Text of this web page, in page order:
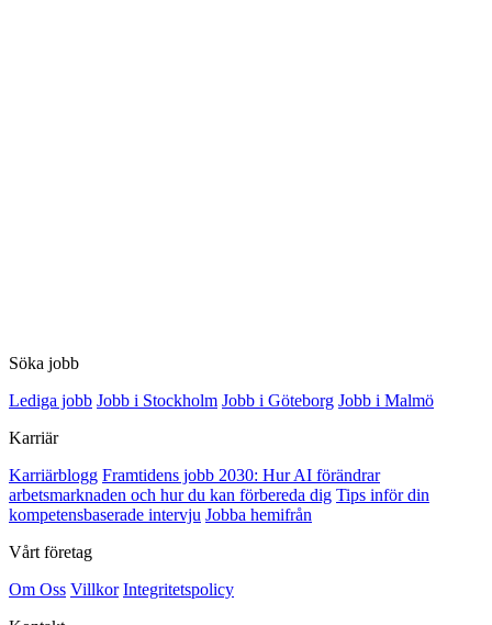
Söka jobb
Lediga jobb Jobb i Stockholm Jobb i Göteborg Jobb i Malmö
Karriär
Karriärblogg Framtidens jobb 2030: Hur AI förändrar
arbetsmarknaden och hur du kan förbereda dig Tips inför din
kompetensbaserade intervju Jobba hemifrån
Vårt företag
Om Oss Villkor Integritetspolicy